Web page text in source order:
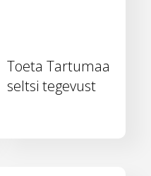
Toeta Tartumaa
seltsi tegevust